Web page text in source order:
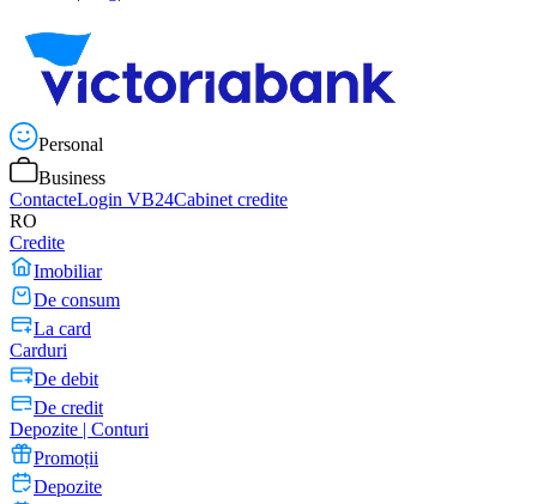
Personal
Business
ContacteLogin VB24Cabinet credite
RO
Credite
Imobiliar
De consum
La card
Carduri
De debit
De credit
Depozite | Conturi
Promoții
Depozite